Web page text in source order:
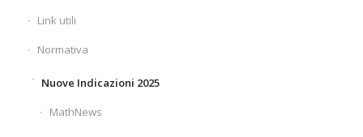
Link utili
Normativa
Nuove Indicazioni 2025
MathNews